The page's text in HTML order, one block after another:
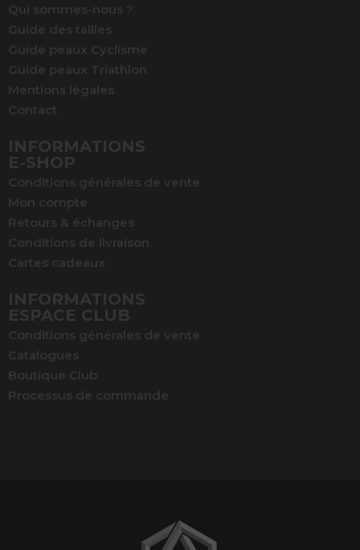
Qui sommes-nous ?
Guide des tailles
Guide peaux Cyclisme
Guide peaux Triathlon
Mentions légales
Contact
INFORMATIONS
E-SHOP
Conditions générales de vente
Mon compte
Retours & échanges
Conditions de livraison
Cartes cadeaux
INFORMATIONS
ESPACE CLUB
Conditions générales de vente
Catalogues
Boutique Club
Processus de commande